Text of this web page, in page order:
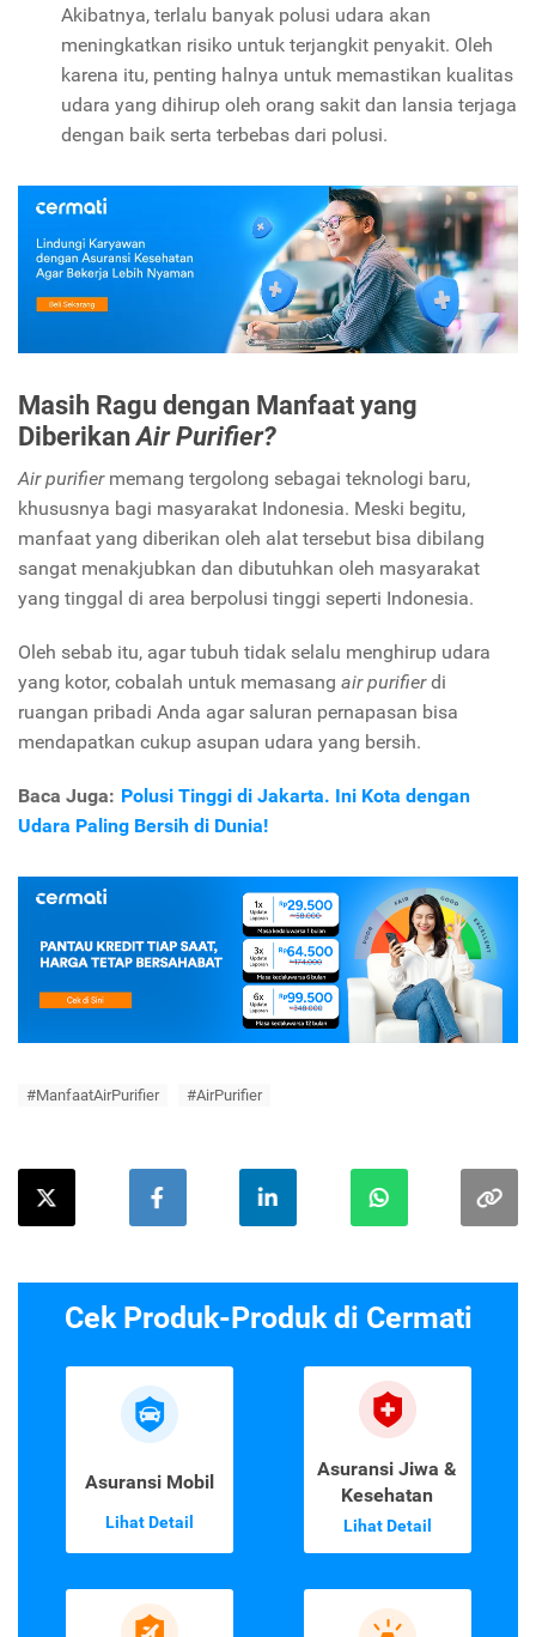
Akibatnya, terlalu banyak polusi udara akan
meningkatkan risiko untuk terjangkit penyakit. Oleh
karena itu, penting halnya untuk memastikan kualitas
udara yang dihirup oleh orang sakit dan lansia terjaga
dengan baik serta terbebas dari polusi.
Masih Ragu dengan Manfaat yang
DiberikanAir Purifier?
Air purifier memang tergolong sebagai teknologi baru,
khususnya bagi masyarakat Indonesia. Meski begitu,
manfaat yang diberikan oleh alat tersebut bisa dibilang
sangat menakjubkan dan dibutuhkan oleh masyarakat
yang tinggal di area berpolusi tinggi seperti Indonesia.
Oleh sebab itu, agar tubuh tidak selalu menghirup udara
yang kotor, cobalah untuk memasang air purifierdi
ruangan pribadi Anda agar saluran pernapasan bisa
mendapatkan cukup asupan udara yang bersih.
Baca Juga: Polusi Tinggi di Jakarta. Ini Kota dengan
Udara Paling Bersih di Dunia!
#ManfaatAirPurifier #AirPurifier
Cek Produk-Produk di Cermati
Asuransi Mobil
Lihat Detail
Asuransi Jiwa &
Kesehatan
Lihat Detail